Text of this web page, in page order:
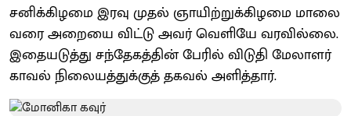
சனிக்கிழமை இரவு முதல் ஞாயிற்றுக்கிழமை மாலை
வரை அறையை விட்டு அவர் வெளியே வரவில்லை.
இதையடுத்து சந்தேகத்தின் பேரில் விடுதி மேலாளர்
காவல் நிலையத்துக்குத் தகவல் அளித்தார்.